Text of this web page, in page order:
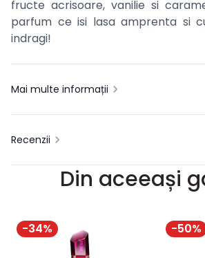
fructe acrisoare, vanilie si
parfum ce isi lasa amprenta si
indragi!
Mai multe informații
Recenzii
Din aceeași
-34% -50%